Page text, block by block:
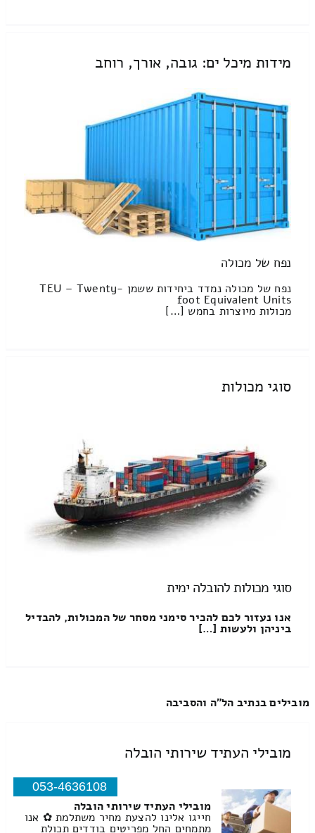
מידות מיכל ים: גובה, אורך, רוחב
נפח של מכולה
נפח של מכולה נמדד ביחידות ששמן TEU – Twenty-
foot Equivalent Units
מכולות מיוצרות בחמש […]
סוגי מכולות
סוגי מכולות להובלה ימית
אנו נעזור לכם להכיר סימני מסחר של המכולות, להבדיל
ביניהן ולעשות […]
מובילים בנתיב הל"ה והסביבה
מובילי העתיד שירותי הובלה
053-4636108
מובילי העתיד שירותי הובלה
חייגו אלינו להצעת מחיר משתלמת ✿ אנו
מתמחים החל מפריטים בודדים תכולת